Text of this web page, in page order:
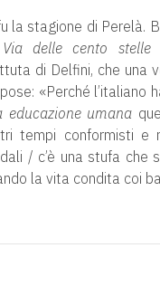
la stagione di Perelà.
Via delle cento stelle
di Delfini, che una
«Perché
educazione umana
tempi conformisti e
/ c’è una stufa che
la vita condita coi